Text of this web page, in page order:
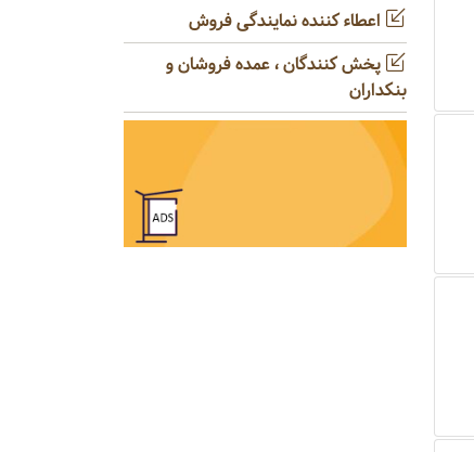
اعطاء کننده نمایندگی فروش
پخش کنندگان ، عمده فروشان و
بنکداران